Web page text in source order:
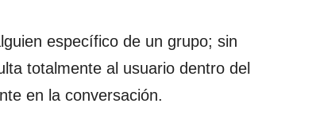
específico de un grupo; sin
totalmente al usuario dentro del
en la conversación.